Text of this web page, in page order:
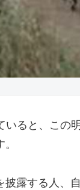
いると、この
披露する人、